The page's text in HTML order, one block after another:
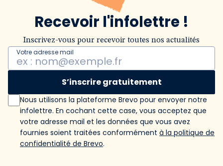
Recevoir l'infolettre !
Inscrivez-vous pour recevoir toutes nos actualités
Votre adresse mail
S’inscrire gratuitement
Nous utilisons la plateforme Brevo pour envoyer notre
infolettre. En cochant cette case, vous acceptez que
votre adresse mail et les données que vous avez
fournies soient traitées conformément à la politique de
confidentialité de Brevo.